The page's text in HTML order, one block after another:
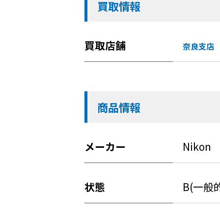
買取情報
買取店舗 奈良支店
商品情報
メーカー Nikon
状態 B(一般